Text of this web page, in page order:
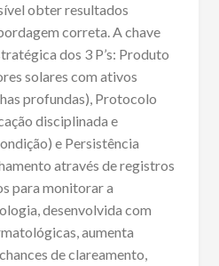
obter resultados
correta. A chave
dos 3 P’s: Produto
solares com ativos
profundas), Protocolo
disciplinada e
e Persistência
através de registros
para monitorar a
desenvolvida com
aumenta
de clareamento,